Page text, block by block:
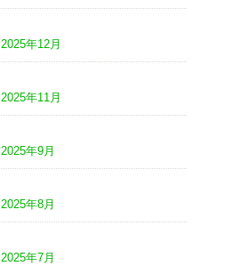
2025年12月
2025年11月
2025年9月
2025年8月
2025年7月